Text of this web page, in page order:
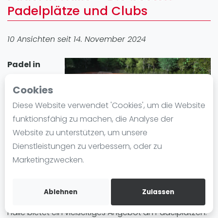
Cookies
Diese Website verwendet 'Cookies', um die Website
funktionsfähig zu machen, die Analyse der
Website zu unterstützen, um unsere
Dienstleistungen zu verbessern, oder zu
Marketingzwecken.
Ablehnen Zulassen
Ranking
Frauen
FIP Männer
Blog
Die Geschichte von Padel
Regeln und Punktzählung
Padel Schläge
Video
Padelplätze und Clubs
10 Ansichten seit 14. November 2024
Padel in
sich großer
Beliebtheit. In
der Stadt gibt
es 1 Padel-
Standort mit
insgesamt 1 Padelplatz . Egal ob Anfänger oder
und einen Padelplatz einfach mieten.
Halle bietet ein vielseitiges Angebot an Padelplätzen.